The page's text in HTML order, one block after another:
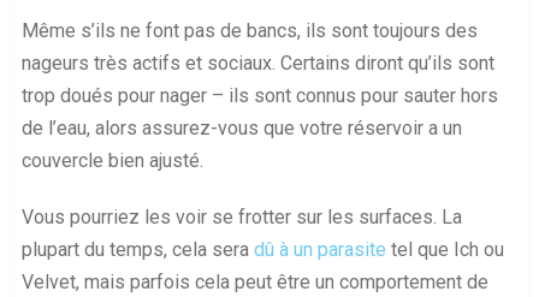
Même s’ils ne font pas de bancs, ils sont toujours des
nageurs très actifs et sociaux. Certains diront qu’ils sont
trop doués pour nager – ils sont connus pour sauter hors
de l’eau, alors assurez-vous que votre réservoir a un
couvercle bien ajusté.
Vous pourriez les voir se frotter sur les surfaces. La
plupart du temps, cela sera dû à un parasite tel que Ich ou
Velvet, mais parfois cela peut être un comportement de